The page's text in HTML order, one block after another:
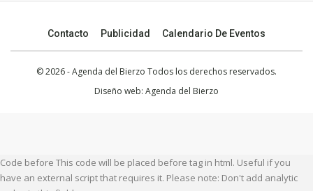
Contacto Publicidad Calendario De Eventos
© 2026 - Agenda del Bierzo Todos los derechos reservados.
Diseño web: Agenda del Bierzo
Code before This code will be placed before tag in html. Useful if you
have an external script that requires it. Please note: Don't add analytic